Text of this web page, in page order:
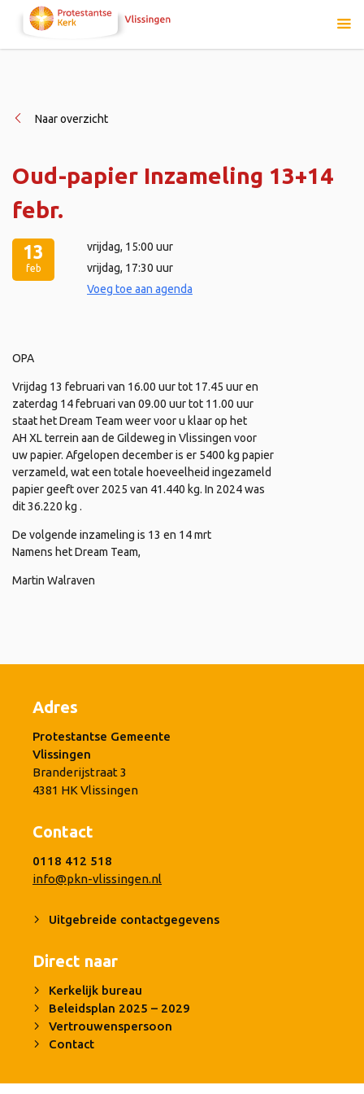
Naar overzicht
Oud-papier Inzameling 13+14
febr.
13
feb
vrijdag, 15:00 uur
vrijdag, 17:30 uur
Voeg toe aan agenda
OPA
Vrijdag 13 februari van 16.00 uur tot 17.45 uur en
zaterdag 14 februari van 09.00 uur tot 11.00 uur
staat het Dream Team weer voor u klaar op het
AH XL terrein aan de Gildeweg in Vlissingen voor
uw papier. Afgelopen december is er 5400 kg papier
verzameld, wat een totale hoeveelheid ingezameld
papier geeft over 2025 van 41.440 kg. In 2024 was
dit 36.220 kg .
De volgende inzameling is 13 en 14 mrt
Namens het Dream Team,
Martin Walraven
Adres
Protestantse Gemeente
Vlissingen
Branderijstraat 3
4381 HK Vlissingen
Contact
0118 412 518
info@pkn-vlissingen.nl
Uitgebreide contactgegevens
Direct naar
Kerkelijk bureau
Beleidsplan 2025 – 2029
Vertrouwenspersoon
Contact